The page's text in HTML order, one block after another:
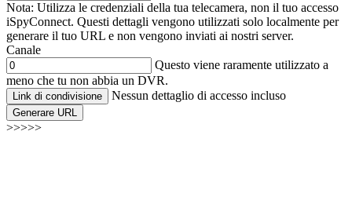
Nota: Utilizza le credenziali della tua telecamera, non il tuo accesso
iSpyConnect. Questi dettagli vengono utilizzati solo localmente per
generare il tuo URL e non vengono inviati ai nostri server.
Canale
Questo viene raramente utilizzato a
meno che tu non abbia un DVR.
Link di condivisione Nessun dettaglio di accesso incluso
Generare URL
>>>>>